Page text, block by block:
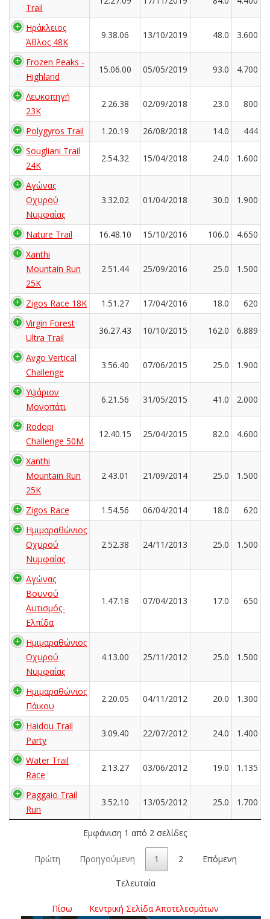
Trail
Ηράκλειος
Άθλος 48K
9.38.06 13/10/2019 48.0 3.600
Frozen Peaks -
Highland
15.06.00 05/05/2019 93.0 4.700
Λευκοπηγή
23Κ
2.26.38 02/09/2018 23.0 800
Polygyros Trail 1.20.19 26/08/2018 14.0
444
Sougliani Trail
24K
2.54.32 15/04/2018 24.0 1.600
Αγώνας
Οχυρού
Νυμφαίας
3.32.02 01/04/2018 30.0 1.900
Nature Trail 16.48.10 15/10/2016 106.0
4.650
Xanthi
Mountain Run
25K
2.51.44 25/09/2016 25.0 1.500
Zigos Race 18K 1.51.27 17/04/2016 18.0
620
Virgin Forest
Ultra Trail
36.27.43 10/10/2015 162.0 6.889
Avgo Vertical
Challenge
3.56.40 07/06/2015 25.0 1.900
Υψάριον
Μονοπάτι
6.21.56 31/05/2015 41.0 2.000
Rodopi
Challenge 50M
12.40.15 25/04/2015 82.0 4.600
Xanthi
Mountain Run
25K
2.43.01 21/09/2014 25.0 1.500
Zigos Race 1.54.56 06/04/2014 18.0
620
Ημιμαραθώνιος
Οχυρού
Νυμφαίας
2.52.38 24/11/2013 25.0 1.500
Αγώνας
Βουνού
Αυτισμός-
Ελπίδα
1.47.18 07/04/2013 17.0 650
Ημιμαραθώνιος
Οχυρού
Νυμφαίας
4.13.00 25/11/2012 25.0 1.500
Ημιμαραθώνιος
Πάικου
2.20.05 04/11/2012 20.0 1.300
Haidou Trail
Party
3.09.40 22/07/2012 24.0 1.400
Water Trail
Race
2.13.27 03/06/2012 19.0 1.135
Paggaio Trail
Run
3.52.10 13/05/2012 25.0 1.700
Εμφάνιση 1 από 2 σελίδες
Πρώτη Προηγούμενη 1 2 Επόμενη
Τελευταία
Πίσω Κεντρική Σελίδα Αποτελεσμάτων